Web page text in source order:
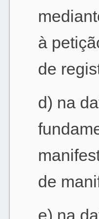
à
de
d) na
de
e) na